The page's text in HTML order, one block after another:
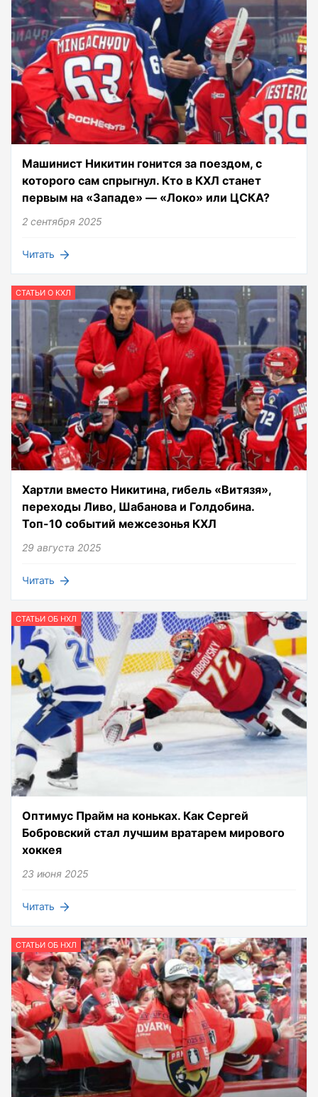
Машинист Никитин гонится за поездом, с
которого сам спрыгнул. Кто в КХЛ станет
первым на «Западе» — «Локо» или ЦСКА?
2 сентября 2025
Читать
СТАТЬИ О КХЛ
Хартли вместо Никитина, гибель «Витязя»,
переходы Ливо, Шабанова и Голдобина.
Топ-10 событий межсезонья КХЛ
29 августа 2025
Читать
СТАТЬИ ОБ НХЛ
Оптимус Прайм на коньках. Как Сергей
Бобровский стал лучшим вратарем мирового
хоккея
23 июня 2025
Читать
СТАТЬИ ОБ НХЛ